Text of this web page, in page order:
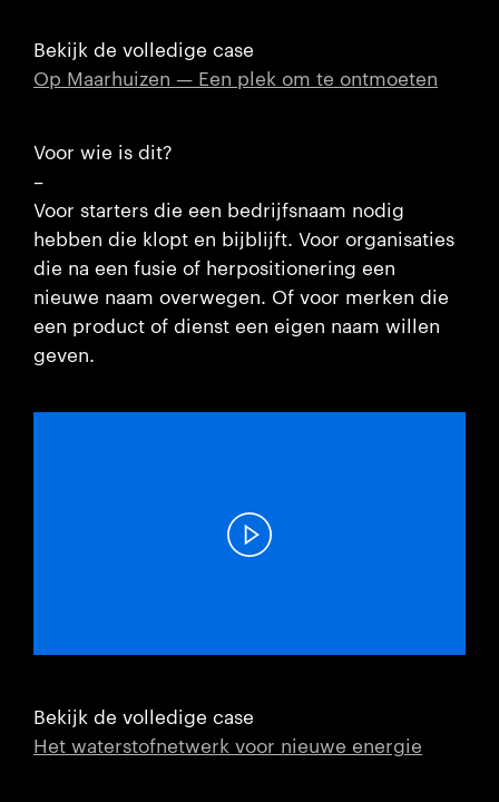
Bekijk de volledige case
Op Maarhuizen — Een plek om te ontmoeten
Voor wie is dit?
–
Voor starters die een bedrijfsnaam nodig
hebben die klopt en bijblijft. Voor organisaties
die na een fusie of herpositionering een
nieuwe naam overwegen. Of voor merken die
een product of dienst een eigen naam willen
geven.
Bekijk de volledige case
Het waterstofnetwerk voor nieuwe energie